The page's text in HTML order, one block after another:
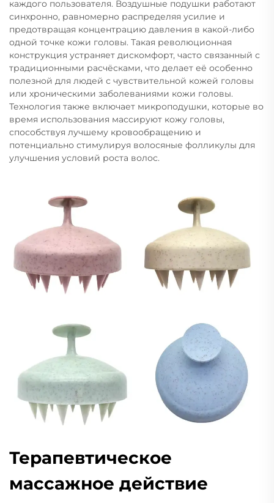
каждого пользователя. Воздушные подушки работают
синхронно, равномерно распределяя усилие и
предотвращая концентрацию давления в какой-либо
одной точке кожи головы. Такая революционная
конструкция устраняет дискомфорт, часто связанный с
традиционными расчёсками, что делает её особенно
полезной для людей с чувствительной кожей головы
или хроническими заболеваниями кожи головы.
Технология также включает микроподушки, которые во
время использования массируют кожу головы,
способствуя лучшему кровообращению и
потенциально стимулируя волосяные фолликулы для
улучшения условий роста волос.
Терапевтическое
массажное действие